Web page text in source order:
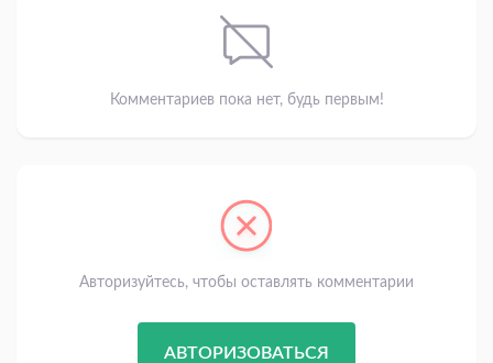
Комментариев пока нет, будь первым!
Авторизуйтесь, чтобы оставлять комментарии
АВТОРИЗОВАТЬСЯ